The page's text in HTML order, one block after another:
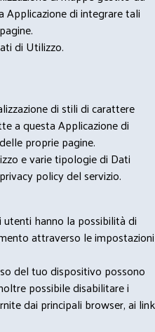
Applicazione di integrare tali
di Utilizzo.
di stili di carattere
a questa Applicazione di
proprie pagine.
e varie tipologie di Dati
policy del servizio.
utenti hanno la possibilità di
attraverso le impostazioni
del tuo dispositivo possono
possibile disabilitare i
dai principali browser, ai link